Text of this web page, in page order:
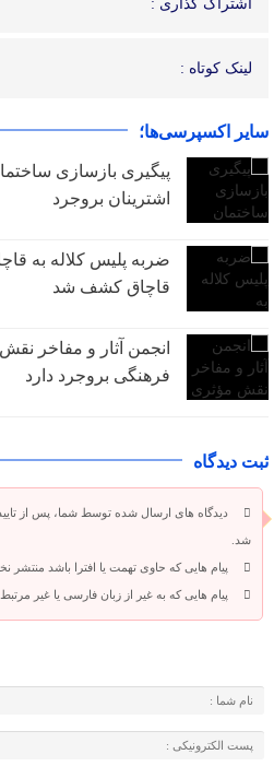
اشتراک گذاری :
لینک کوتاه :
سایر اکسپرسی‌ها؛
پیگیری بازسازی
اشترینان بروجرد
قاچاق کشف شد
انجمن آثار و مفاخر
فرهنگی بروجرد دارد
ثبت دیدگاه
دیدگاه های ارسال شده توسط شما، پس از
شد.
پیام هایی که حاوی تهمت یا افترا باشد منتشر
پیام هایی که به غیر از زبان فارسی یا غیر